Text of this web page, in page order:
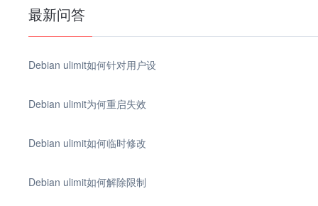
最新问答
Debian ulimit如何针对用户设
Debian ulimit为何重启失效
Debian ulimit如何临时修改
Debian ulimit如何解除限制